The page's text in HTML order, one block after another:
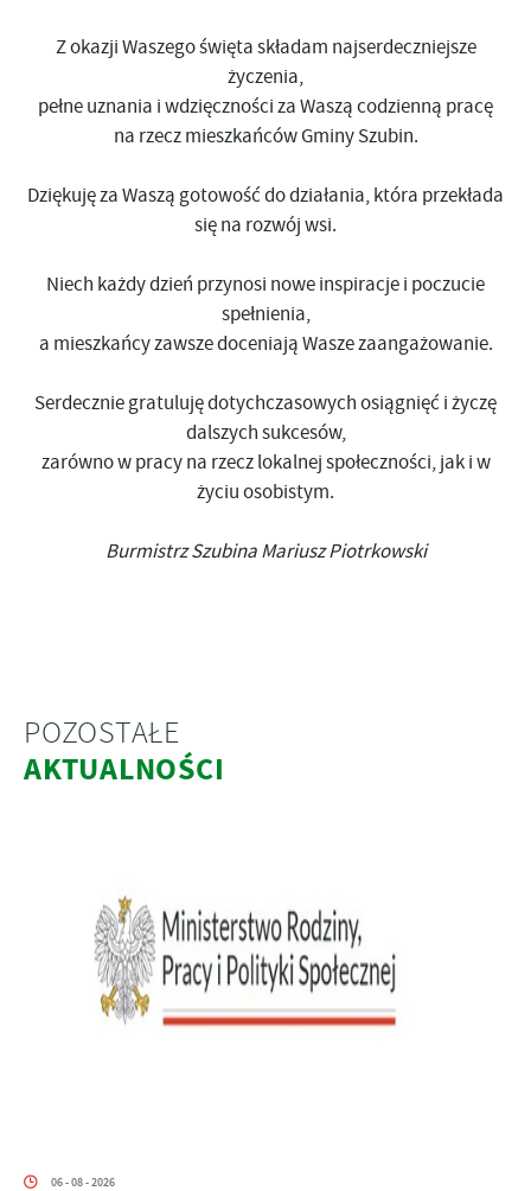
Z okazji Waszego święta składam najserdeczniejsze
życzenia,
pełne uznania i wdzięczności za Waszą codzienną pracę
na rzecz mieszkańców Gminy Szubin.
Dziękuję za Waszą gotowość do działania, która przekłada
się na rozwój wsi.
Niech każdy dzień przynosi nowe inspiracje i poczucie
spełnienia,
a mieszkańcy zawsze doceniają Wasze zaangażowanie.
Serdecznie gratuluję dotychczasowych osiągnięć i życzę
dalszych sukcesów,
zarówno w pracy na rzecz lokalnej społeczności, jak i w
życiu osobistym.
Burmistrz Szubina Mariusz Piotrkowski
POZOSTAŁE
AKTUALNOŚCI
06 - 08 - 2026